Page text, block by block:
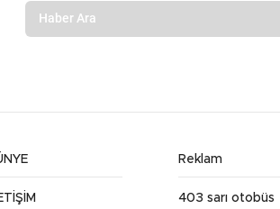
Reklam
403 sarı otobüs